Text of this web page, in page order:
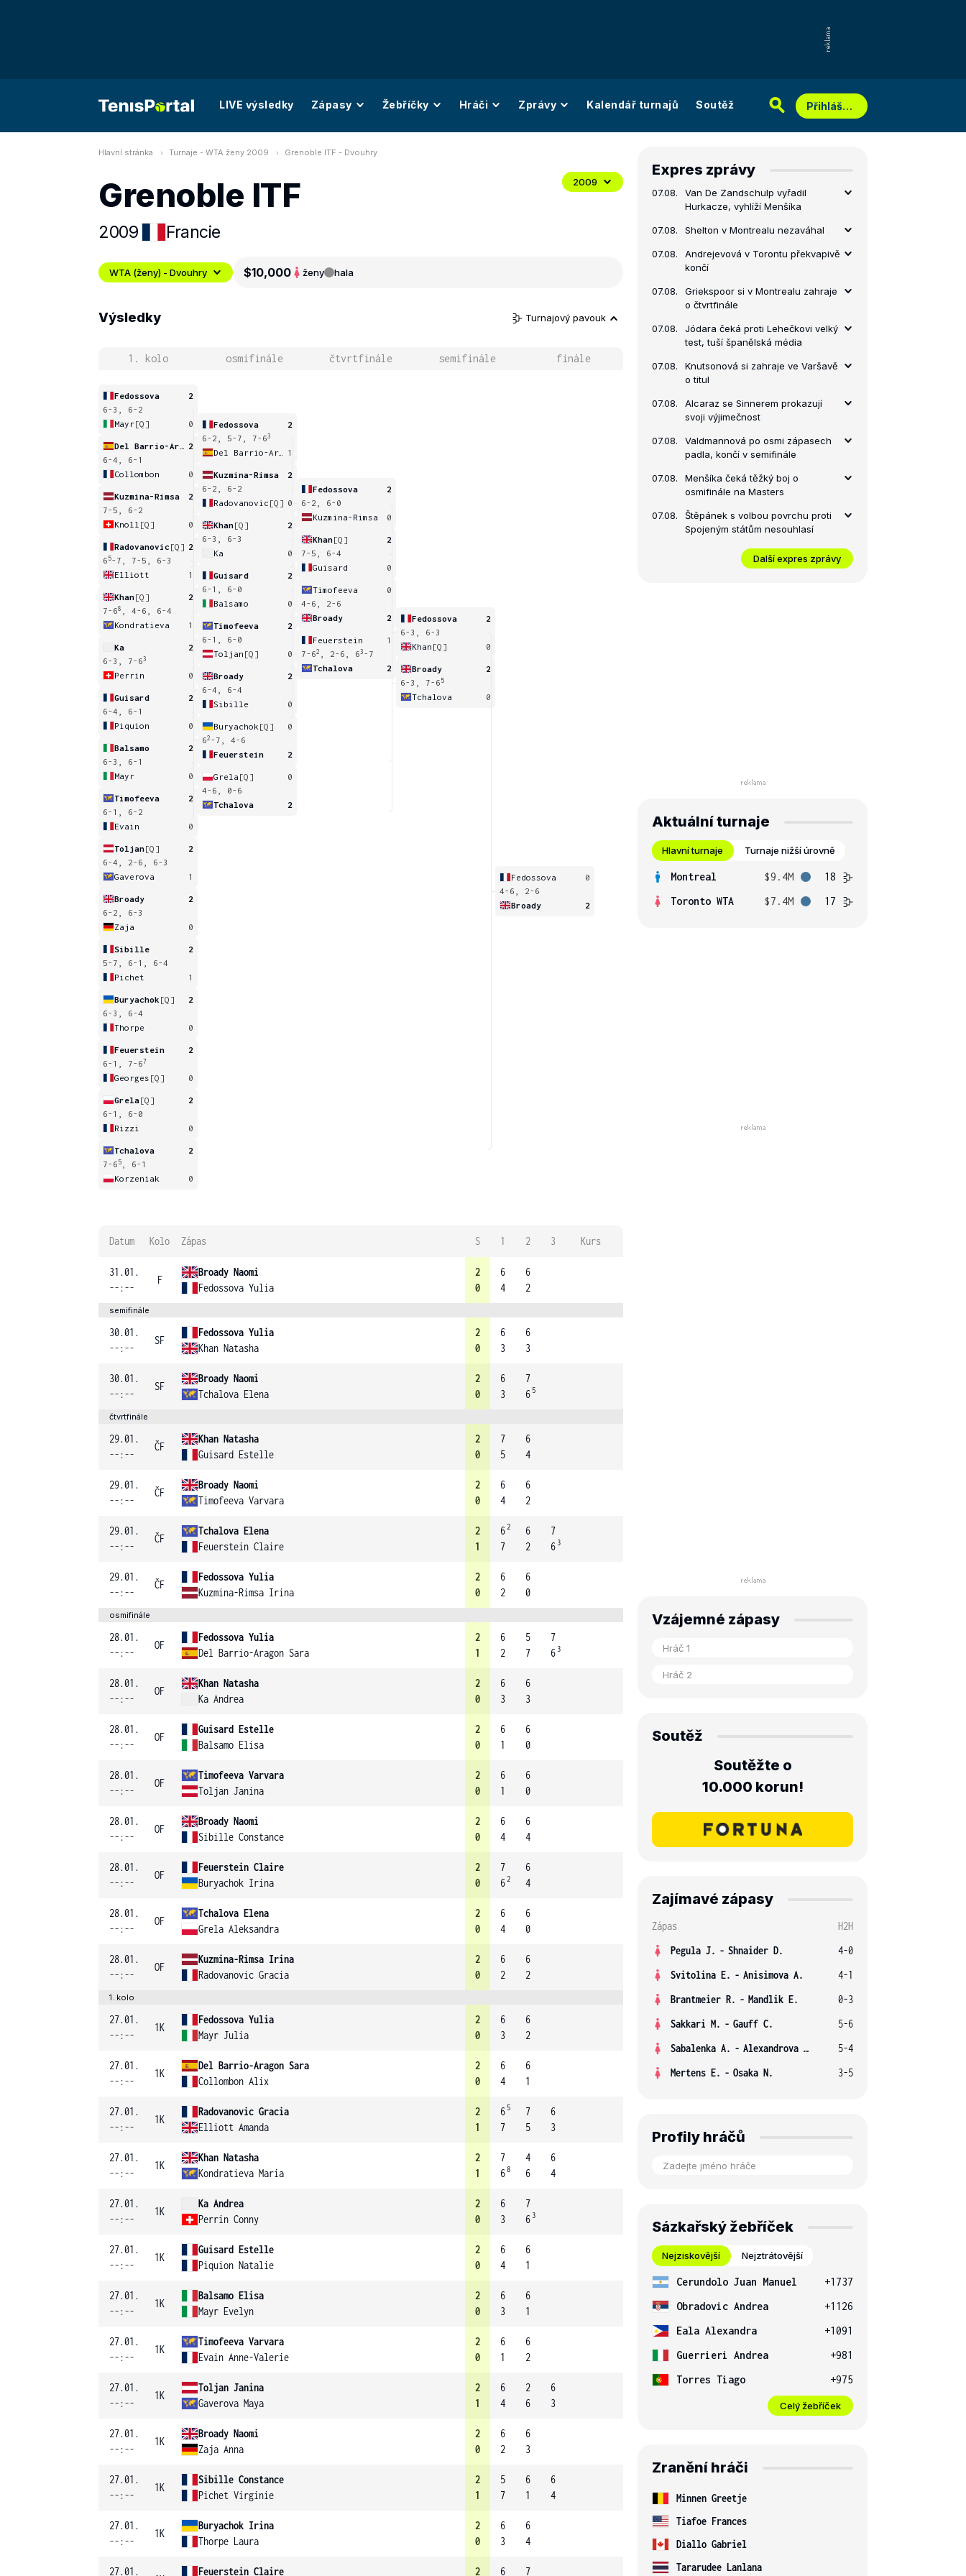
LIVE výsledky Zápasy Žebříčky Hráči Zprávy Kalendář turnajů Soutěž Přihlášení
Hlavní stránka Turnaje - WTA ženy 2009 Grenoble ITF - Dvouhry
Grenoble ITF
2009 Francie
2009
WTA (ženy) - Dvouhry $10,000 ženy hala
Výsledky Turnajový pavouk
1. kolo osmifinále čtvrtfinále semifinále finále
Fedossova
2
6-3, 6-2
Mayr[Q] 0
2
6-4, 6-1
Collombon
0
Kuzmina-Rimsa
2
7-5, 6-2
Knoll [Q] 0
Radovanovic [Q] 2
6 5-7, 7-5, 6-3
Elliott
1
Khan[Q]
2
7-68
, 4-6, 6-4
Kondratieva
1
Ka
2
6-3, 7-63
Perrin 0
Guisard
2
6-4, 6-1
Piquion
0
Balsamo
2
6-3, 6-1
Mayr
0
Timofeeva
2
6-1, 6-2
Evain
0
Toljan[Q]
2
6-4, 2-6, 6-3
Gaverova
1
Broady
2
6-2, 6-3
Zaja
0
Sibille
2
5-7, 6-1, 6-4
Pichet
1
Buryachok [Q]
2
6-3, 6-4
Thorpe
0
Feuerstein
2
6-1, 7-67
Georges [Q] 0
Grela[Q]
2
6-1, 6-0
Rizzi
0
Tchalova
2
7-6 5
, 6-1
Korzeniak
0
Fedossova
2
6-2, 5-7, 7-63
1
Kuzmina-Rimsa
2
6-2, 6-2
Radovanovic [Q] 0
Khan[Q]
2
6-3, 6-3
Ka
0
Guisard
2
6-1, 6-0
Balsamo
0
Timofeeva
2
6-1, 6-0
Toljan [Q] 0
Broady
2
6-4, 6-4
Sibille
0
Buryachok [Q]
0
62 -7, 4-6
Feuerstein
2
Grela [Q]
0
4-6, 0-6
Tchalova
2
Fedossova
2
6-2, 6-0
Kuzmina-Rimsa
0
Khan[Q]
2
7-5, 6-4
Guisard
0
Timofeeva
0
4-6, 2-6
Broady
2
Feuerstein
1
7-62 , 2-6, 63 -7
Tchalova
2
Fedossova
2
6-3, 6-3
Khan [Q] 0
Broady
2
6-3, 7-6 5
Tchalova 0
Fedossova
0
4-6, 2-6
Broady
2
Datum Kolo Zápas S 1 2 3 Kurs
31.01.
--:--
F
Broady Naomi
Fedossova Yulia
2
0
6
4
6
2
semifinále
30.01.
--:--
SF
Fedossova Yulia
Khan Natasha
2
0
6
3
6
3
30.01.
--:--
SF
Broady Naomi
Tchalova Elena
2
0
6
3
7
6 5
čtvrtfinále
29.01.
--:--
ČF
Khan Natasha
Guisard Estelle
2
0
7
5
6
4
29.01.
--:--
ČF
Broady Naomi
Timofeeva Varvara
2
0
6
4
6
2
29.01.
--:--
ČF
Tchalova Elena
Feuerstein Claire
2
1
62
7
6
2
7
6 3
29.01.
--:--
ČF
Fedossova Yulia
Kuzmina-Rimsa Irina
2
0
6
2
6
0
osmifinále
28.01.
--:--
OF
Fedossova Yulia
Del Barrio-Aragon Sara
2
1
6
2
5
7
7
6 3
28.01.
--:--
OF
Khan Natasha
Ka Andrea
2
0
6
3
6
3
28.01.
--:--
OF
Guisard Estelle
Balsamo Elisa
2
0
6
1
6
0
28.01.
--:--
OF
Timofeeva Varvara
Toljan Janina
2
0
6
1
6
0
28.01.
--:--
OF
Broady Naomi
Sibille Constance
2
0
6
4
6
4
28.01.
--:--
OF
Feuerstein Claire
Buryachok Irina
2
0
7
62
6
4
28.01.
--:--
OF
Tchalova Elena
Grela Aleksandra
2
0
6
4
6
0
28.01.
--:--
OF
Kuzmina-Rimsa Irina
Radovanovic Gracia
2
0
6
2
6
2
1. kolo
27.01.
--:--
1K
Fedossova Yulia
Mayr Julia
2
0
6
3
6
2
27.01.
--:--
1K
Del Barrio-Aragon Sara
Collombon Alix
2
0
6
4
6
1
27.01.
--:--
1K
Radovanovic Gracia
Elliott Amanda
2
1
6 5
7
7
5
6
3
27.01.
--:--
1K
Khan Natasha
Kondratieva Maria
2
1
7
68
4
6
6
4
27.01.
--:--
1K
Ka Andrea
Perrin Conny
2
0
6
3
7
6 3
27.01.
--:--
1K
Guisard Estelle
Piquion Natalie
2
0
6
4
6
1
27.01.
--:--
1K
Balsamo Elisa
Mayr Evelyn
2
0
6
3
6
1
27.01.
--:--
1K
Timofeeva Varvara
Evain Anne-Valerie
2
0
6
1
6
2
27.01.
--:--
1K
Toljan Janina
Gaverova Maya
2
1
6
4
2
6
6
3
27.01.
--:--
1K
Broady Naomi
Zaja Anna
2
0
6
2
6
3
27.01.
--:--
1K
Sibille Constance
Pichet Virginie
2
1
5
7
6
1
6
4
27.01.
--:--
1K
Buryachok Irina
Thorpe Laura
2
0
6
3
6
4
27.01. Feuerstein Claire 2 6 7
Expres zprávy
07.08.
Van De Zandschulp vyřadil
Hurkacze, vyhlíží Menšíka
07.08. Shelton v Montrealu nezaváhal
07.08.
Andrejevová v Torontu překvapivě
končí
07.08.
Griekspoor si v Montrealu zahraje
o čtvrtfinále
07.08.
Jódara čeká proti Lehečkovi velký
test, tuší španělská média
07.08.
Knutsonová si zahraje ve Varšavě
o titul
07.08.
Alcaraz se Sinnerem prokazují
svoji výjimečnost
07.08.
Valdmannová po osmi zápasech
padla, končí v semifinále
07.08.
Menšíka čeká těžký boj o
osmifinále na Masters
07.08.
Štěpánek s volbou povrchu proti
Spojeným státům nesouhlasí
Další expres zprávy
Aktuální turnaje
Hlavní turnaje Turnaje nižší úrovně
Montreal $9.4M
18
Toronto WTA
$7.4M 17
Vzájemné zápasy
Soutěž
Soutěžte o
10.000 korun!
Zajímavé zápasy
Zápas
H2H
Pegula J. - Shnaider D.
4-0
Svitolina E. - Anisimova A.
4-1
Brantmeier R. - Mandlik E.
0-3
Sakkari M. - Gauff C.
5-6
Sabalenka A. - Alexandrova E.
5-4
Mertens E. - Osaka N. 3-5
Profily hráčů
Sázkařský žebříček
Nejziskovější Nejztrátovější
Cerundolo Juan Manuel
+1737
Obradovic Andrea
+1126
Eala Alexandra
+1091
Guerrieri Andrea
+981
Torres Tiago
+975
Celý žebříček
Zranění hráči
Minnen Greetje
Tiafoe Frances
Diallo Gabriel
Tararudee Lanlana